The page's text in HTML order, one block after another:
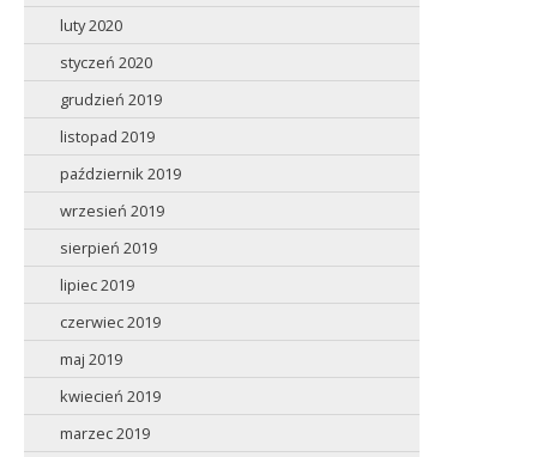
luty 2020
styczeń 2020
grudzień 2019
listopad 2019
październik 2019
wrzesień 2019
sierpień 2019
lipiec 2019
czerwiec 2019
maj 2019
kwiecień 2019
marzec 2019